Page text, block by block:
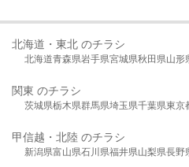
北海道・東北 のチラシ
北海道青森県岩手県宮城県秋田県山形
関東 のチラシ
茨城県栃木県群馬県埼玉県千葉県東京
甲信越・北陸 のチラシ
新潟県富山県石川県福井県山梨県長野